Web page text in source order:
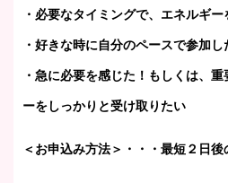
・必要なタイミングで、エネルギ
・好きな時に自分のペースで参加し
・急に必要を感じた！もしくは、
ーをしっかりと受け取りたい
＜お申込み方法＞・・・最短２日